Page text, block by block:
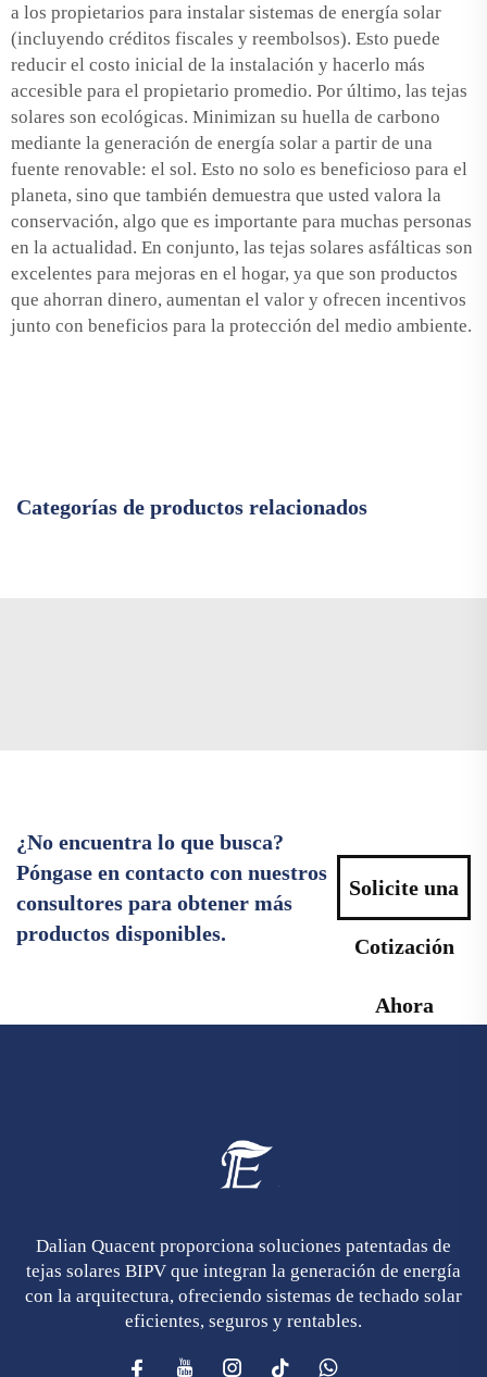
a los propietarios para instalar sistemas de energía solar
(incluyendo créditos fiscales y reembolsos). Esto puede
reducir el costo inicial de la instalación y hacerlo más
accesible para el propietario promedio. Por último, las tejas
solares son ecológicas. Minimizan su huella de carbono
mediante la generación de energía solar a partir de una
fuente renovable: el sol. Esto no solo es beneficioso para el
planeta, sino que también demuestra que usted valora la
conservación, algo que es importante para muchas personas
en la actualidad. En conjunto, las tejas solares asfálticas son
excelentes para mejoras en el hogar, ya que son productos
que ahorran dinero, aumentan el valor y ofrecen incentivos
junto con beneficios para la protección del medio ambiente.
Categorías de productos relacionados
¿No encuentra lo que busca?
Póngase en contacto con nuestros
consultores para obtener más
productos disponibles.
Solicite una
Cotización
Ahora
Dalian Quacent proporciona soluciones patentadas de
tejas solares BIPV que integran la generación de energía
con la arquitectura, ofreciendo sistemas de techado solar
eficientes, seguros y rentables.